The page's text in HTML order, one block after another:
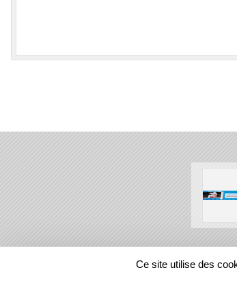
REGIONS
Ce site utilise des